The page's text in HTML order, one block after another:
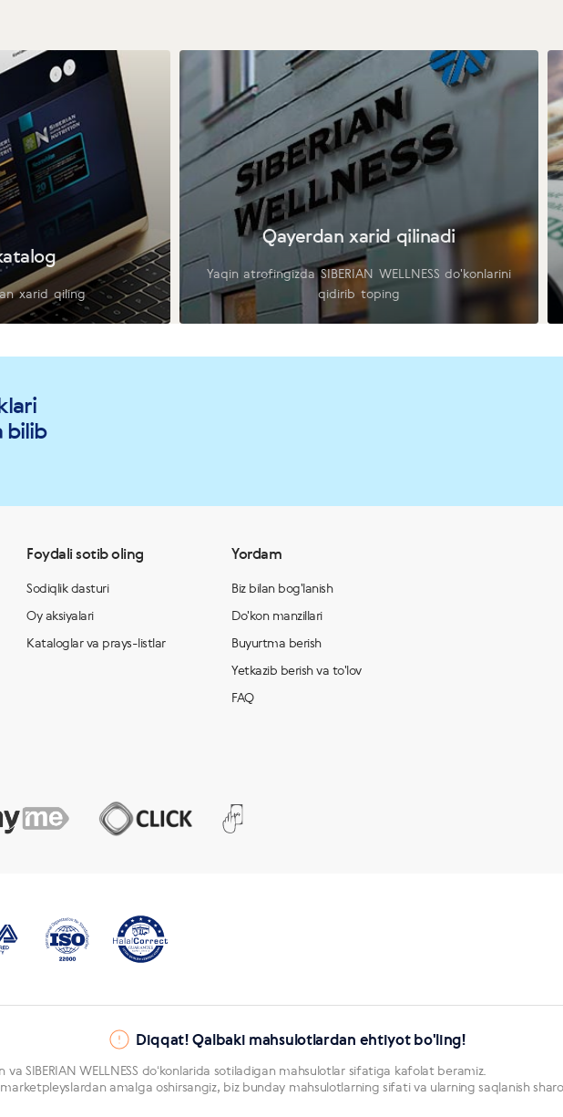
xarid qiling
Qayerdan xarid qilinadi
Yaqin atrofingizda SIBERIAN WELLNESS do'konlarini
qidirib toping
bilib
Foydali sotib oling
Sodiqlik dasturi
Oy aksiyalari
Kataloglar va prays-listlar
Yordam
Biz bilan bog'lanish
Do'kon manzillari
Buyurtma berish
Yetkazib berish va to'lov
FAQ
Diqqat! Qalbaki mahsulotlardan ehtiyot bo'ling!
va SIBERIAN WELLNESS doʻkonlarida sotiladigan mahsulotlar sifatiga kafolat beramiz.
amalga oshirsangiz, biz bunday mahsulotlarning sifati va ularning saqlanish